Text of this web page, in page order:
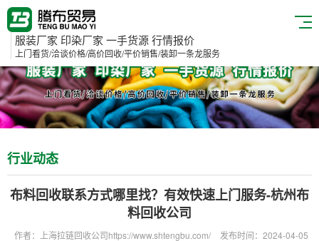
服装厂家 印染厂家 一手货源 行情报价
上门看货/洽谈价格/高价回收/平价销售/装卸一条龙服务
行业动态
布料回收联系方式哪里找？有效快速上门服务-杭州布
料回收公司
作者：上海拉链回收公司https://www.shtengbu.com/
发布时间：2024-04-05